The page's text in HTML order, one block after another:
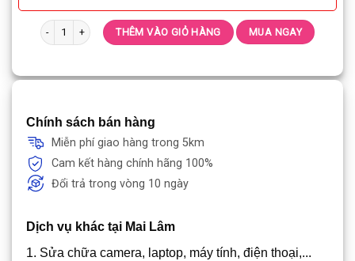
Camera HIKVISION DS-2CV2121G2-IDW - Chính hãng 100% số lượng
THÊM VÀO GIỎ HÀNG MUA NGAY
Chính sách bán hàng
Miễn phí giao hàng trong 5km
Cam kết hàng chính hãng 100%
Đổi trả trong vòng 10 ngày
Dịch vụ khác tại Mai Lâm
1. Sửa chữa camera, laptop, máy tính, điện thoại,...